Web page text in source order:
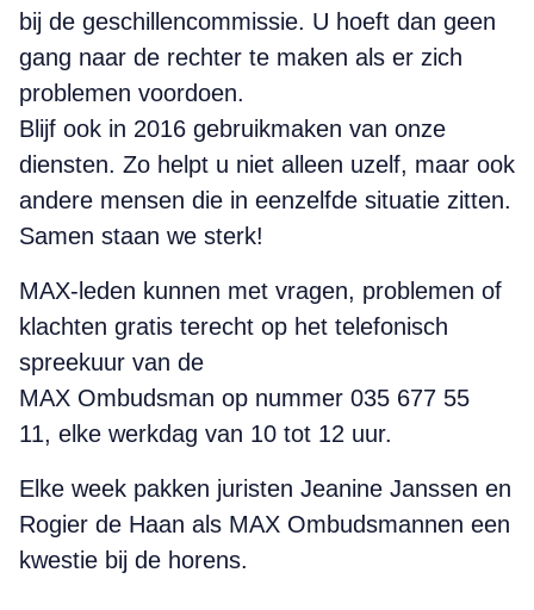
bij de geschillencommissie. U hoeft dan geen
gang naar de rechter te maken als er zich
problemen voordoen.
Blijf ook in 2016 gebruikmaken van onze
diensten. Zo helpt u niet alleen uzelf, maar ook
andere mensen die in eenzelfde situatie zitten.
Samen staan we sterk!
MAX-leden kunnen met vragen, problemen of
klachten gratis terecht op het telefonisch
spreekuur van de
MAX Ombudsman op nummer 035 677 55
11, elke werkdag van 10 tot 12 uur.
Elke week pakken juristen Jeanine Janssen en
Rogier de Haan als MAX Ombudsmannen een
kwestie bij de horens.